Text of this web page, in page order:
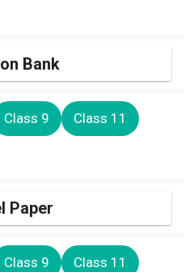
Bank
Class 9 Class 11
Paper
Class 9 Class 11